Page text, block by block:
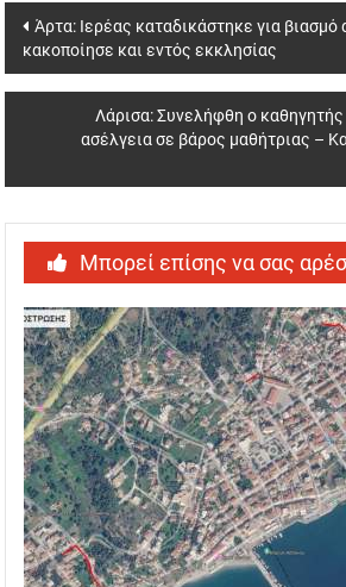
Post
navigation
Άρτα: Ιερέας καταδικάστηκε για βιασμό
κακοποίησε και εντός εκκλησίας
Λάρισα: Συνελήφθη ο καθηγητής
ασέλγεια σε βάρος μαθήτριας –
Μπορεί επίσης να σας